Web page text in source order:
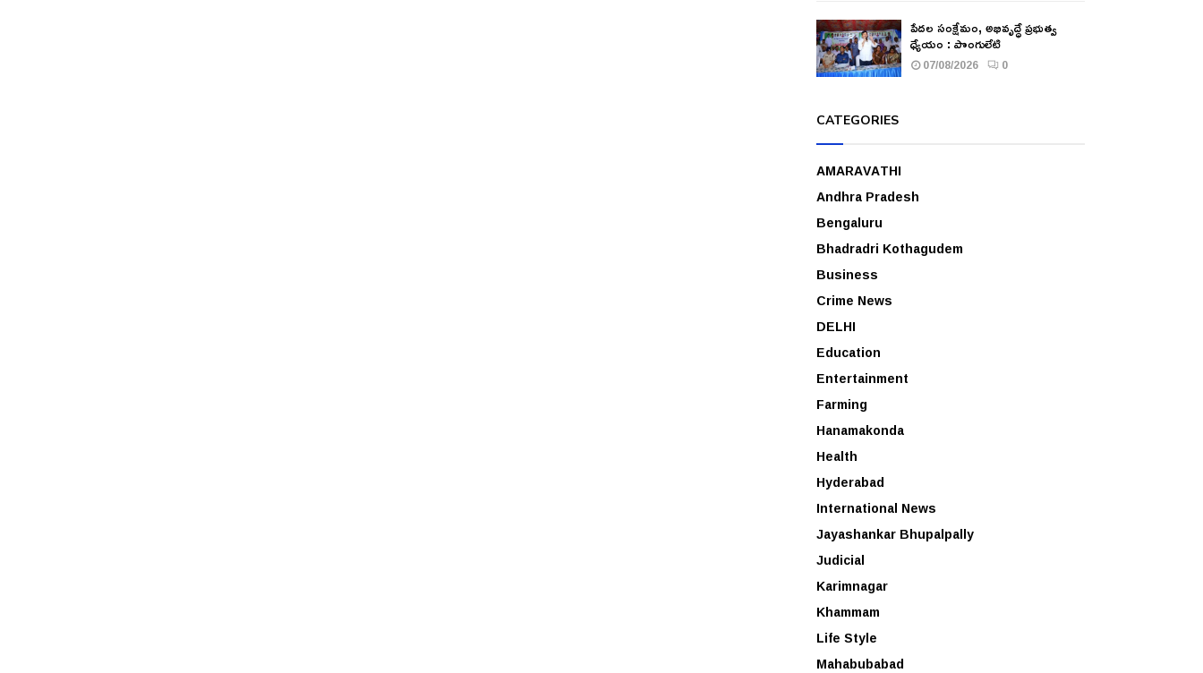
పేదల సంక్షేమం, అభివృద్ధే ప్రభుత్వ
ధ్యేయం : పొంగులేటి
07/08/2026 0
CATEGORIES
AMARAVATHI
Andhra Pradesh
Bengaluru
Bhadradri Kothagudem
Business
Crime News
DELHI
Education
Entertainment
Farming
Hanamakonda
Health
Hyderabad
International News
Jayashankar Bhupalpally
Judicial
Karimnagar
Khammam
Life Style
Mahabubabad